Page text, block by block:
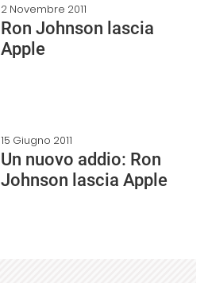
2 Novembre 2011
Ron Johnson lascia
Apple
15 Giugno 2011
Un nuovo addio: Ron
Johnson lascia Apple